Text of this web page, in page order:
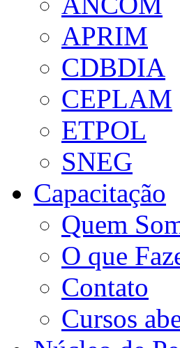
APRIM
CDBDIA
CEPLAM
ETPOL
SNEG
Capacitação
Quem
O que
Contato
Cursos